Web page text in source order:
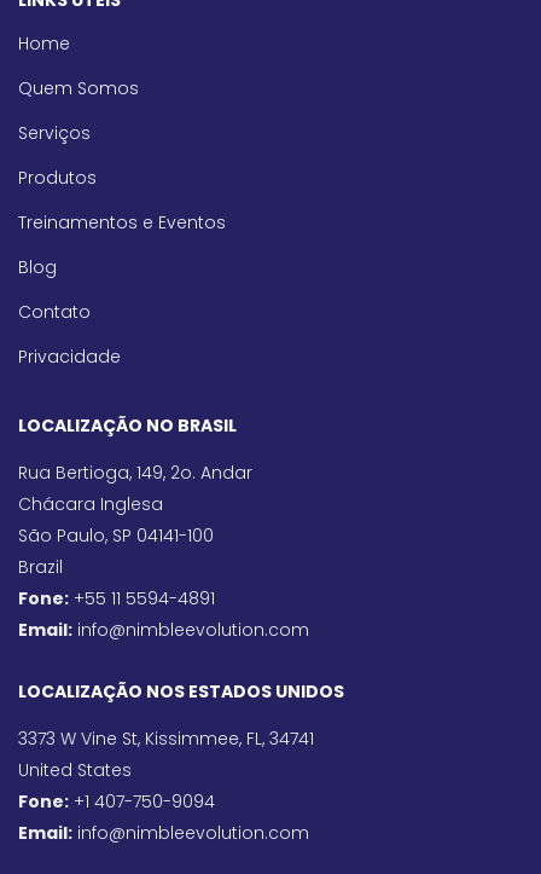
Home
Quem Somos
Serviços
Produtos
Treinamentos e Eventos
Blog
Contato
Privacidade
LOCALIZAÇÃO NO BRASIL
Rua Bertioga, 149, 2o. Andar
Chácara Inglesa
São Paulo, SP 04141-100
Brazil
Fone: +55 11 5594-4891
Email: info@nimbleevolution.com
LOCALIZAÇÃO NOS ESTADOS UNIDOS
3373 W Vine St, Kissimmee, FL, 34741
United States
Fone: +1 407-750-9094
Email: info@nimbleevolution.com